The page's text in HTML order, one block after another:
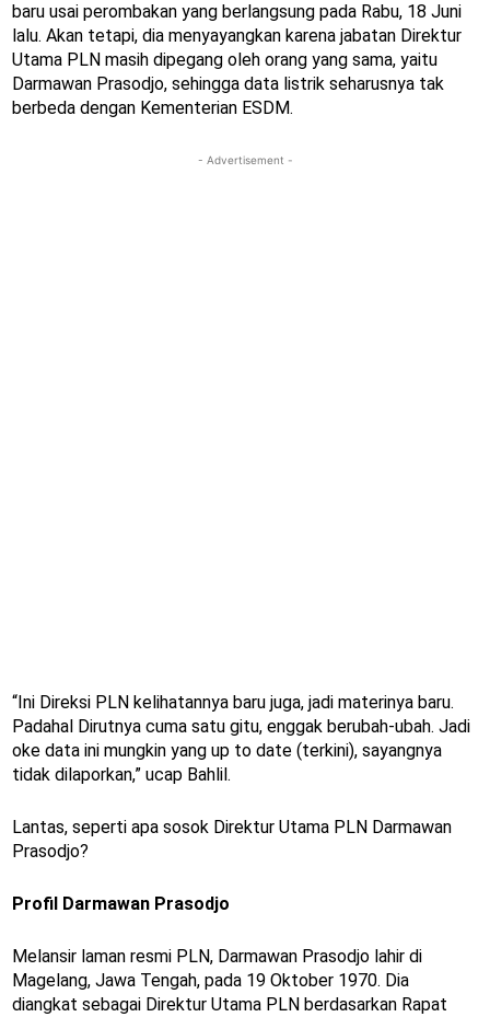
baru usai perombakan yang berlangsung pada Rabu, 18 Juni
lalu. Akan tetapi, dia menyayangkan karena jabatan Direktur
Utama PLN masih dipegang oleh orang yang sama, yaitu
Darmawan Prasodjo, sehingga data listrik seharusnya tak
berbeda dengan Kementerian ESDM.
- Advertisement -
“Ini Direksi PLN kelihatannya baru juga, jadi materinya baru.
Padahal Dirutnya cuma satu gitu, enggak berubah-ubah. Jadi
oke data ini mungkin yang up to date (terkini), sayangnya
tidak dilaporkan,” ucap Bahlil.
Lantas, seperti apa sosok Direktur Utama PLN Darmawan
Prasodjo?
Profil Darmawan Prasodjo
Melansir laman resmi PLN, Darmawan Prasodjo lahir di
Magelang, Jawa Tengah, pada 19 Oktober 1970. Dia
diangkat sebagai Direktur Utama PLN berdasarkan Rapat